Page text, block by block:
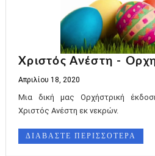
Χριστός Ανέστη -
Απριλίου 18, 2020
Μια δική μας Ορχήστρική
Χριστός Ανέστη εκ νεκρών.
ΔΙΑΒΑΣΤΕ ΠΕΡΙΣΣΟΤΕΡΑ